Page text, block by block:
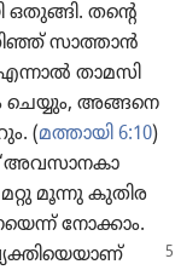
ഒതുങ്ങി. തന്റെ
സാത്താൻ
താമസി​
ചെയ്യും, അങ്ങനെ
(മത്തായി 6:10)
‘അവസാ​ന​കാ​
മൂന്നു കുതി​ര​
നോക്കാം.